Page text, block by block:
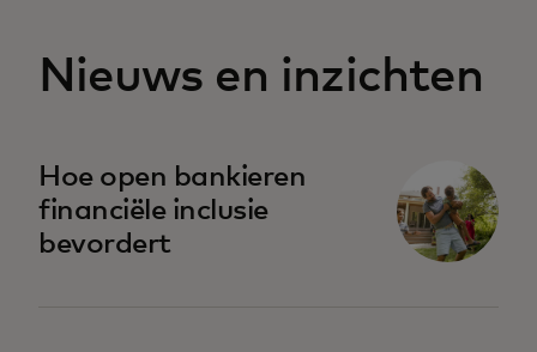
Nieuws en inzichten
Hoe open bankieren
financiële inclusie
bevordert